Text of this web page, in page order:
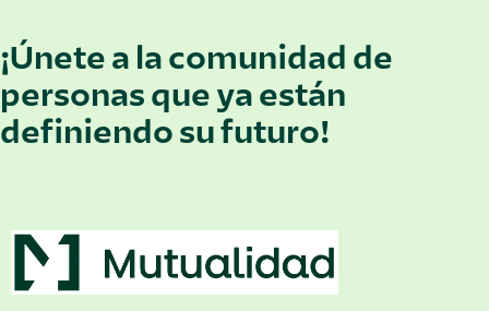
¡Únete a la comunidad de
personas que ya están
definiendo su futuro!